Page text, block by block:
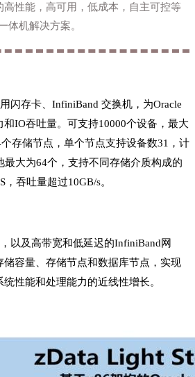
性能，高可用，低成本，自主可控等
体机解决方案。
闪存卡、InfiniBand 交换机，为Oracle
IO吞吐量。可支持10000个设备，最大
存储节点，单个节点支持设备数31，计
最大为64个，支持不同存储介质构成的
吞吐量超过10GB/s。
以及高带宽和低延迟的InfiniBand网
容量、存储节点和数据库节点，实现
性能和处理能力的近线性增长。